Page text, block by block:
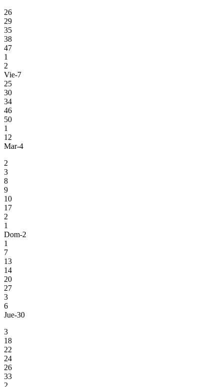
26
29
35
38
47
1
2
Vie-7
25
30
34
46
50
1
12
Mar-4
2
3
8
9
10
17
2
1
Dom-2
1
7
13
14
20
27
3
6
Jue-30
3
18
22
24
26
33
2